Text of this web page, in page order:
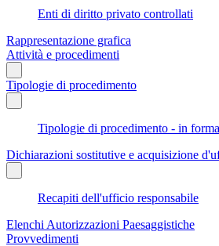
Enti di diritto privato controllati
Rappresentazione grafica
Attività e procedimenti
Tipologie di procedimento
Tipologie di procedimento - in
Dichiarazioni sostitutive e acquisizione
Recapiti dell'ufficio responsabile
Elenchi Autorizzazioni Paesaggistiche
Provvedimenti